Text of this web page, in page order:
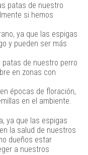
patas de nuestro
si hemos
ya que las espigas
y pueden ser más
de nuestro perro
en zonas con
épocas de floración,
en el ambiente.
ya que las espigas
la salud de nuestros
dueños estar
a nuestros